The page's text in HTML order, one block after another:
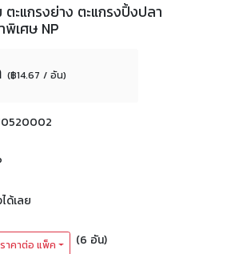
ตะแกรงย่าง ตะแกรงปิ้งปลา
พิเศษ NP
(฿14.67 / อัน)
ด้เลย
ราคาต่อ แพ็ค (6 อัน)